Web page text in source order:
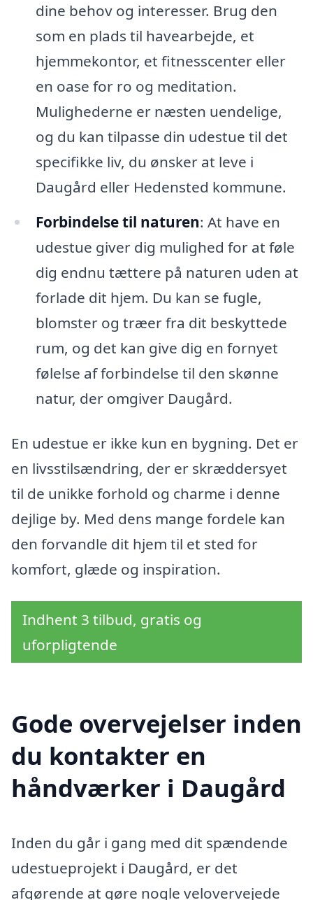
dine behov og interesser. Brug den
som en plads til havearbejde, et
hjemmekontor, et fitnesscenter eller
en oase for ro og meditation.
Mulighederne er næsten uendelige,
og du kan tilpasse din udestue til det
specifikke liv, du ønsker at leve i
Daugård eller Hedensted kommune.
Forbindelse til naturen: At have en
udestue giver dig mulighed for at føle
dig endnu tættere på naturen uden at
forlade dit hjem. Du kan se fugle,
blomster og træer fra dit beskyttede
rum, og det kan give dig en fornyet
følelse af forbindelse til den skønne
natur, der omgiver Daugård.
En udestue er ikke kun en bygning. Det er
en livsstilsændring, der er skræddersyet
til de unikke forhold og charme i denne
dejlige by. Med dens mange fordele kan
den forvandle dit hjem til et sted for
komfort, glæde og inspiration.
Indhent 3 tilbud, gratis og
uforpligtende
Gode overvejelser inden
du kontakter en
håndværker i Daugård
Inden du går i gang med dit spændende
udestueprojekt i Daugård, er det
afgørende at gøre nogle velovervejede